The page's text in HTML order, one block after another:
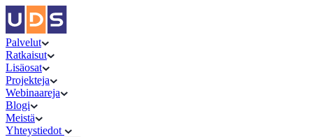
Palvelut
Ratkaisut
Lisäosat
Projekteja
Webinaareja
Blogi
Meistä
Yhteystiedot